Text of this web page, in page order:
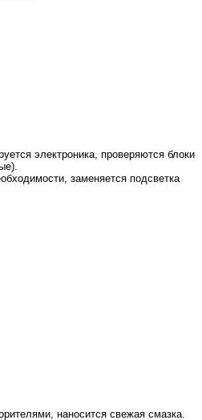
электроника, проверяются блоки
заменяется подсветка
наносится свежая смазка.